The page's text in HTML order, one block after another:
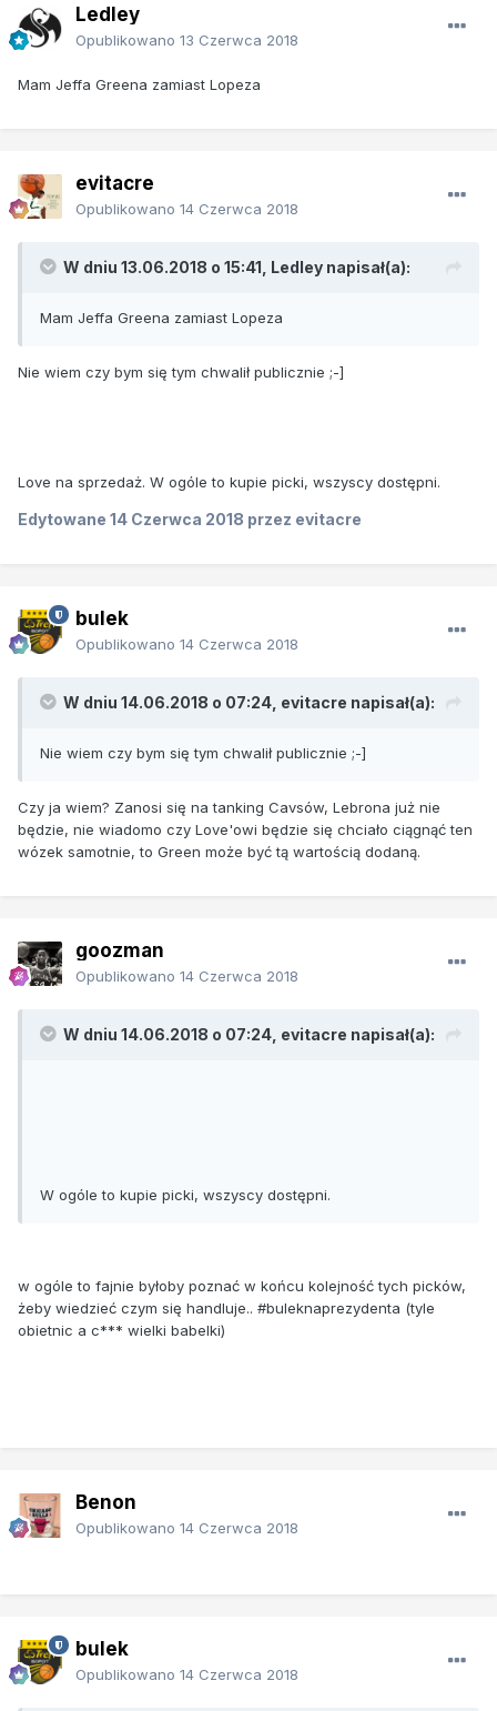
Ledley
Opublikowano 13 Czerwca 2018
Mam Jeffa Greena zamiast Lopeza
evitacre
Opublikowano 14 Czerwca 2018
W dniu 13.06.2018 o 15:41, Ledley napisał(a):
Mam Jeffa Greena zamiast Lopeza
Nie wiem czy bym się tym chwalił publicznie ;-]
Love na sprzedaż. W ogóle to kupie picki, wszyscy dostępni.
Edytowane 14 Czerwca 2018 przez evitacre
bulek
Opublikowano 14 Czerwca 2018
W dniu 14.06.2018 o 07:24, evitacre napisał(a):
Nie wiem czy bym się tym chwalił publicznie ;-]
Czy ja wiem? Zanosi się na tanking Cavsów, Lebrona już nie
będzie, nie wiadomo czy Love'owi będzie się chciało ciągnąć ten
wózek samotnie, to Green może być tą wartością dodaną.
goozman
Opublikowano 14 Czerwca 2018
W dniu 14.06.2018 o 07:24, evitacre napisał(a):
W ogóle to kupie picki, wszyscy dostępni.
w ogóle to fajnie byłoby poznać w końcu kolejność tych picków,
żeby wiedzieć czym się handluje.. #buleknaprezydenta (tyle
obietnic a c*** wielki babelki)
Benon
Opublikowano 14 Czerwca 2018
bulek
Opublikowano 14 Czerwca 2018